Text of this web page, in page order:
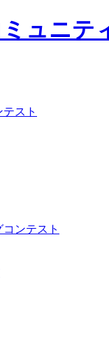
スト
ンテスト